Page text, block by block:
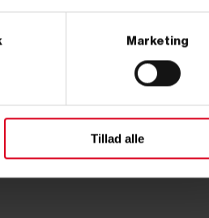
Marketing
Tillad alle